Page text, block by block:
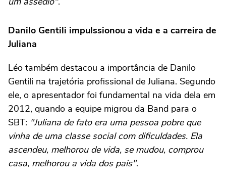
Danilo Gentili impulssionou a vida e a carreira de
Juliana
Léo também destacou a importância de Danilo
Gentili na trajetória profissional de Juliana. Segundo
ele, o apresentador foi fundamental na vida dela em
2012, quando a equipe migrou da Band para o
SBT: "Juliana de fato era uma pessoa pobre que
vinha de uma classe social com dificuldades. Ela
ascendeu, melhorou de vida, se mudou, comprou
casa, melhorou a vida dos pais".